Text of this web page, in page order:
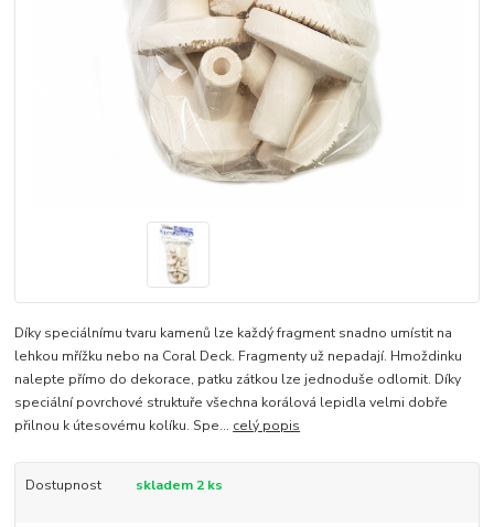
Díky speciálnímu tvaru kamenů lze každý fragment snadno umístit na
lehkou mřížku nebo na Coral Deck. Fragmenty už nepadají. Hmoždinku
nalepte přímo do dekorace, patku zátkou lze jednoduše odlomit. Díky
speciální povrchové struktuře všechna korálová lepidla velmi dobře
přilnou k útesovému kolíku. Spe... celý popis
Dostupnost skladem 2 ks